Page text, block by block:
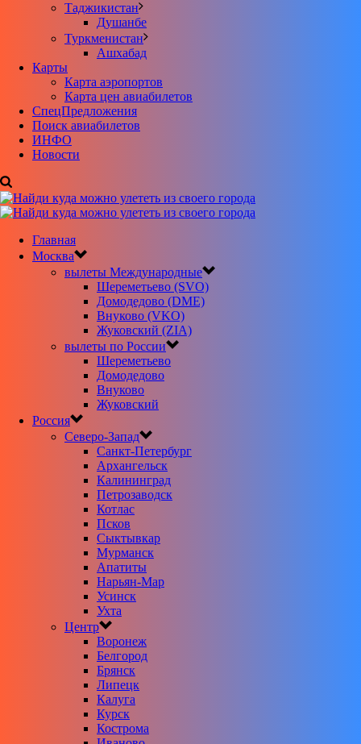
Таджикистан
Душанбе
Туркменистан
Ашхабад
Карты
Карта аэропортов
Карта цен авиабилетов
CпецПредложения
Поиск авиабилетов
ИНФО
Новости
Главная
Москва
вылеты Международные
Шереметьево (SVO)
Домодедово (DME)
Внуково (VKO)
Жуковский (ZIA)
вылеты по России
Шереметьево
Домодедово
Внуково
Жуковский
Россия
Северо-Запад
Санкт-Петербург
Архангельск
Калининград
Петрозаводск
Котлас
Псков
Сыктывкар
Мурманск
Апатиты
Нарьян-Мар
Усинск
Ухта
Центр
Воронеж
Белгород
Брянск
Липецк
Калуга
Курск
Кострома